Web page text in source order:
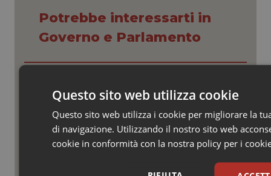
Potrebbe interessarti in
Governo e Parlamento
d’attesa tornano al Siveas e il
prenotazione passa ad Agenas. Saltano l’aumento
delle tariffe ospedaliere e la proroga dei gettonisti
Università. Bernini firma il decreto:
27.000 posti per Medicina, 3.000 in
più rispetto a scorso anno
Questo sito web utilizza cookie
Questo sito web utilizza i cookie per migliorare la
di navigazione. Utilizzando il nostro sito web
cookie in conformità con la nostra policy per i